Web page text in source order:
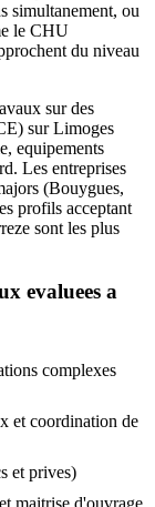
simultanement, ou
le CHU
du niveau
sur des
sur Limoges
equipements
Les entreprises
(Bouygues,
profils acceptant
sont les plus
evaluees a
complexes
et coordination de
et prives)
maitrise d'ouvrage